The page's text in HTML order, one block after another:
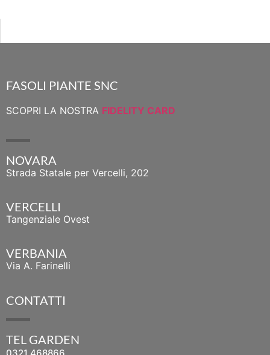
FASOLI PIANTE SNC
SCOPRI LA NOSTRA FIDELITY CARD
NOVARA
Strada Statale per Vercelli, 202
VERCELLI
Tangenziale Ovest
VERBANIA
Via A. Farinelli
CONTATTI
TEL GARDEN